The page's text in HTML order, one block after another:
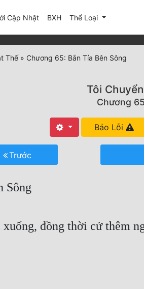
Cập Nhật(current)
BXH Thể Loại
Thế» Chương 65: Bắn Tỉa Bên Sông
Tôi
Chương
Báo Lỗi
Trước
Sông
đồng thời cử thêm